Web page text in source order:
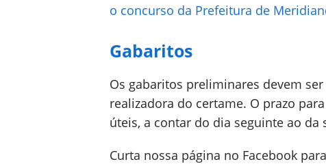
o concurso da Prefeitura de
Gabaritos
Os gabaritos preliminares devem
realizadora do certame. O prazo
úteis, a contar do dia seguinte ao da
Curta nossa página no Facebook